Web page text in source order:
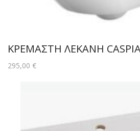
ΚΡΕΜΑΣΤΗ ΛΕΚΑΝΗ CASPIA
295,00 €